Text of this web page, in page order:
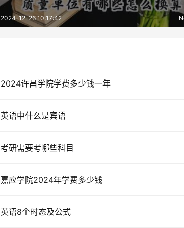
2024-12-26 10:17:42
2024许昌学院学费多少钱一年
英语中什么是宾语
考研需要考哪些科目
嘉应学院2024年学费多少钱
英语8个时态及公式